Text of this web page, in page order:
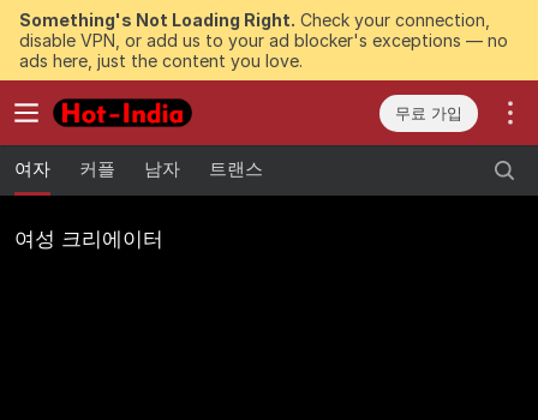
Something's Not Loading Right. Check your connection,
disable VPN, or add us to your ad blocker's exceptions — no
ads here, just the content you love.
무료 가입
여자 커플 남자 트랜스
여성 크리에이터